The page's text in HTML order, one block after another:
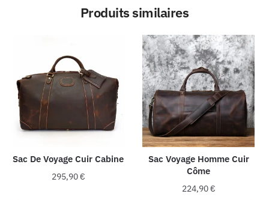
Produits similaires
Sac De Voyage Cuir Cabine
295,90€
Sac Voyage Homme Cuir
Côme
224,90€